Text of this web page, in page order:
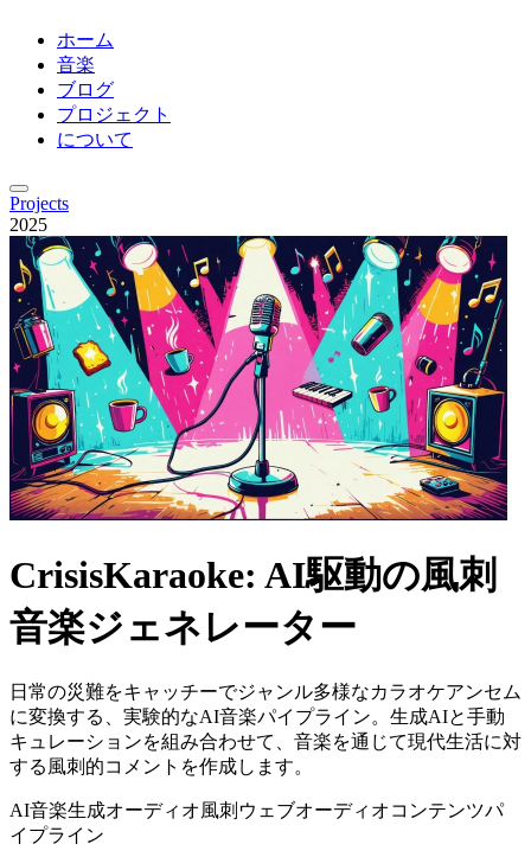
ホーム
音楽
ブログ
プロジェクト
について
Projects
2025
CrisisKaraoke: AI駆動の風刺
音楽ジェネレーター
日常の災難をキャッチーでジャンル多様なカラオケアンセム
に変換する、実験的なAI音楽パイプライン。生成AIと手動
キュレーションを組み合わせて、音楽を通じて現代生活に対
する風刺的コメントを作成します。
AI音楽生成オーディオ風刺 ウェブオーディオコンテンツパ
イプライン